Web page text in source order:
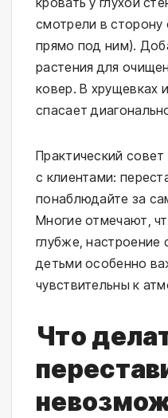
смотрели в сторону
прямо под ним).
растения для
ковер. В хрущевках
спасает
Практический
с клиентами:
понаблюдайте за
Многие отмечают,
глубже, настроение
детьми особенно
чувствительны к
Что